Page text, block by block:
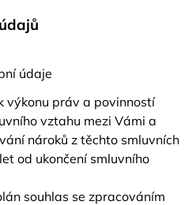
údaje
výkonu práv a povinností
vztahu mezi Vámi a
nároků z těchto smluvních
od ukončení smluvního
souhlas se zpracováním